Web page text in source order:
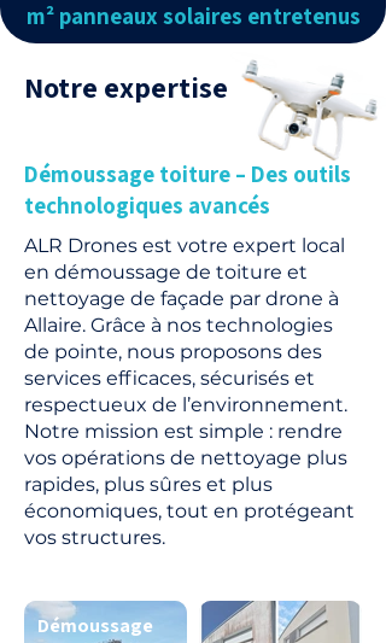
m² panneaux solaires entretenus
Notre expertise
Démoussage toiture – Des outils
technologiques avancés
ALR Drones est votre expert local
en démoussage de toiture et
nettoyage de façade par drone à
Allaire. Grâce à nos technologies
de pointe, nous proposons des
services efficaces, sécurisés et
respectueux de l’environnement.
Notre mission est simple : rendre
vos opérations de nettoyage plus
rapides, plus sûres et plus
économiques, tout en protégeant
vos structures.
Démoussage